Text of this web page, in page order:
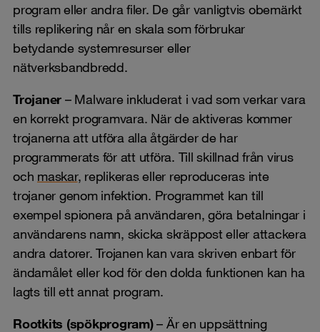
program eller andra filer. De går vanligtvis obemärkt
tills replikering når en skala som förbrukar
betydande systemresurser eller
nätverksbandbredd.
Trojaner – Malware inkluderat i vad som verkar vara
en korrekt programvara. När de aktiveras kommer
trojanerna att utföra alla åtgärder de har
programmerats för att utföra. Till skillnad från virus
och maskar, replikeras eller reproduceras inte
trojaner genom infektion. Programmet kan till
exempel spionera på användaren, göra betalningar i
användarens namn, skicka skräppost eller attackera
andra datorer. Trojanen kan vara skriven enbart för
ändamålet eller kod för den dolda funktionen kan ha
lagts till ett annat program.
Rootkits (spökprogram)– Är en uppsättning